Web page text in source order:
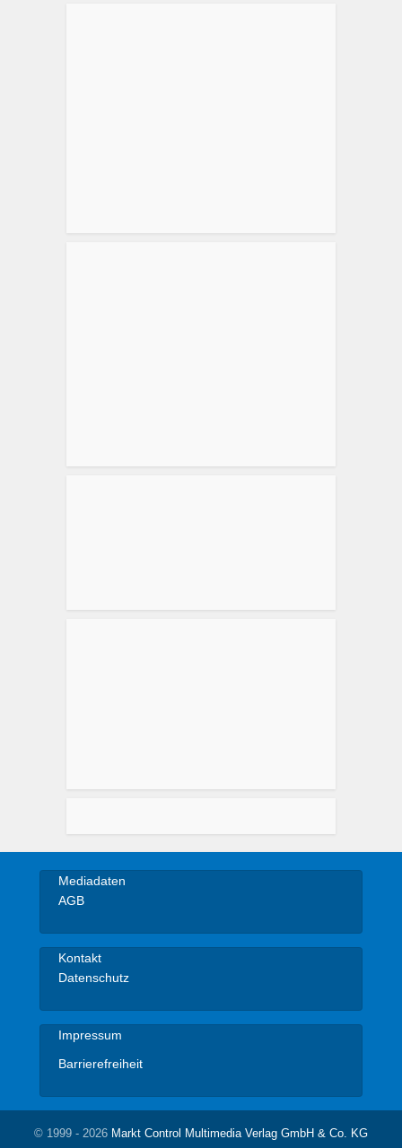
Mediadaten
AGB
Kontakt
Datenschutz
Impressum
Barrierefreiheit
© 1999 - 2026 Markt Control Multimedia Verlag GmbH & Co. KG